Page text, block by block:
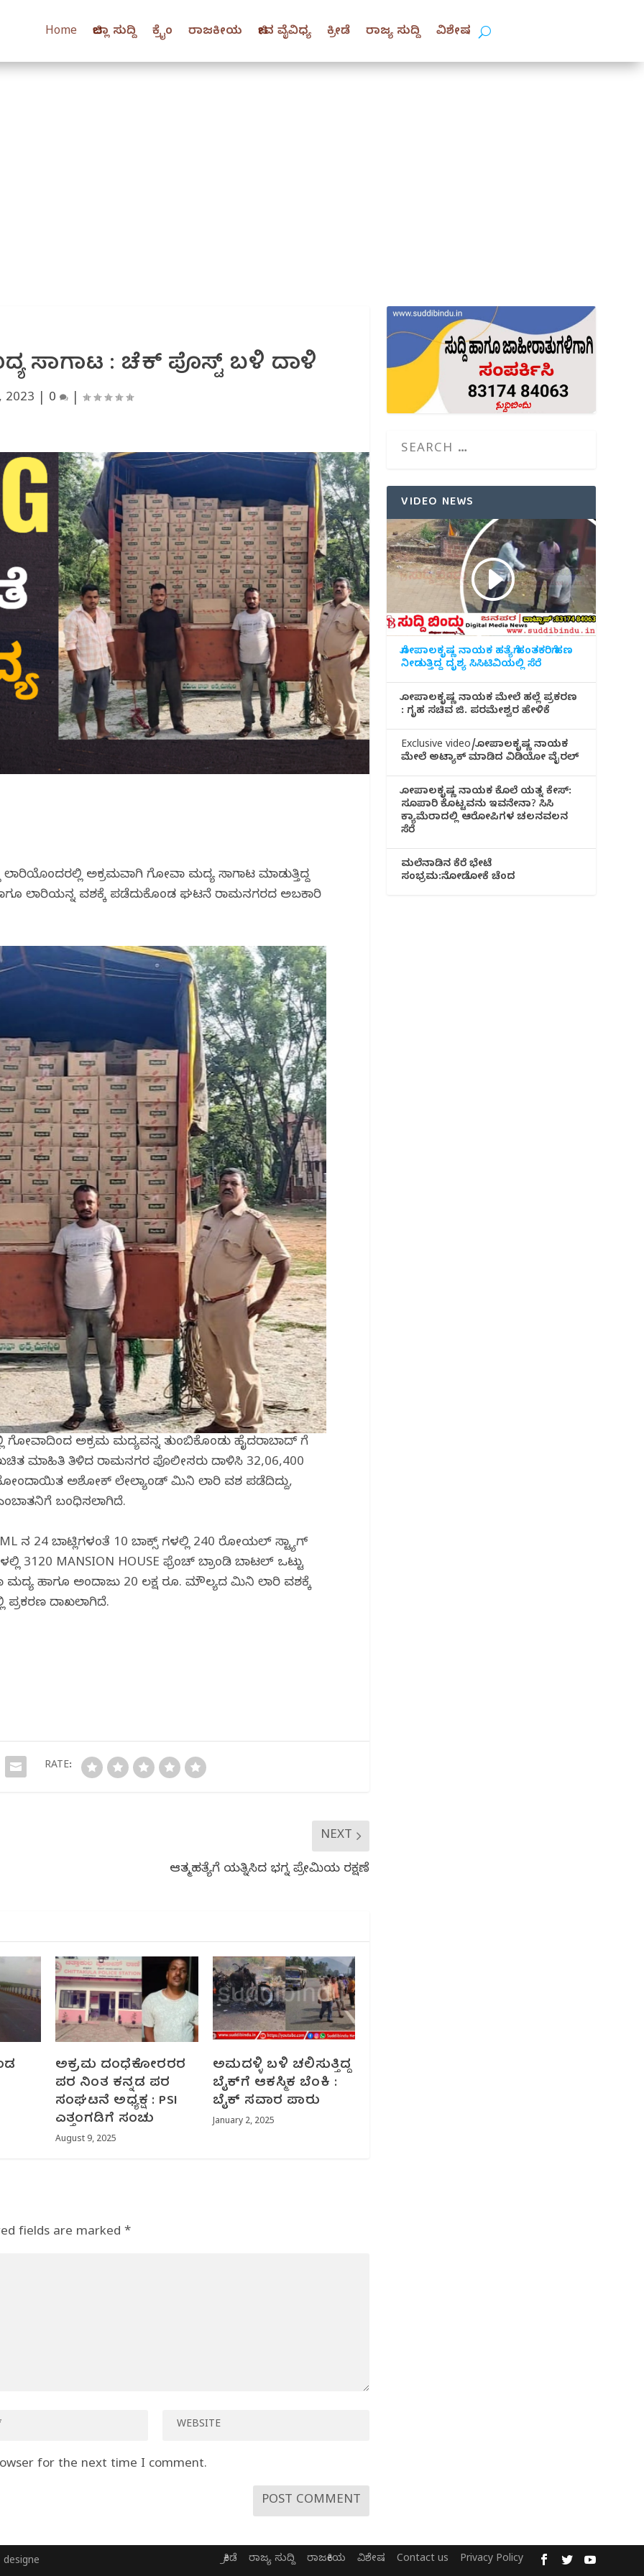
Home ಜಿಲ್ಲಾ ಸುದ್ದಿ ಕ್ರೈಂ ರಾಜಕೀಯ ಜೀವ ವೈವಿಧ್ಯ ಕ್ರೀಡೆ ರಾಜ್ಯ ಸುದ್ದಿ ವಿಶೇಷ
ಸಾಗಾಟ : ಚೆಕ್ ಪೊಸ್ಟ್ ಬಳಿ ದಾಳಿ
2023 0 |
ಲಾರಿಯೊಂದರಲ್ಲಿ ಅಕ್ರಮವಾಗಿ ಗೋವಾ ಮದ್ಯ ಸಾಗಾಟ ಮಾಡುತ್ತಿದ್ದ
ಲಾರಿಯನ್ನ ವಶಕ್ಕೆ ಪಡೆದುಕೊಂಡ ಘಟನೆ ರಾಮನಗರದ ಅಬಕಾರಿ
ಗೋವಾದಿಂದ ಅಕ್ರಮ ಮದ್ಯವನ್ನ ತುಂಬಿಕೊಂಡು ಹೈದರಾಬಾದ್ ಗೆ
ಖಚಿತ ಮಾಹಿತಿ ತಿಳಿದ ರಾಮನಗರ ಪೊಲೀಸರು ದಾಳಿಸಿ 32,06,400
ಅಶೋಕ್ ಲೇಲ್ಯಾಂಡ್ ಮಿನಿ ಲಾರಿ ವಶ ಪಡೆದಿದ್ದು,
ಬಂಧಿಸಲಾಗಿದೆ.
ನ 24 ಬಾಟ್ಲಿಗಳಂತೆ 10 ಬಾಕ್ಸ್ ಗಳಲ್ಲಿ 240 ರೋಯಲ್ ಸ್ಟ್ಯಾಗ್
3120 MANSION HOUSE ಫ್ರೆಂಚ್ ಬ್ರಾಂಡಿ ಬಾಟಲ್ ಒಟ್ಟು
ಹಾಗೂ ಅಂದಾಜು 20 ಲಕ್ಷ ರೂ. ಮೌಲ್ಯದ ಮಿನಿ ಲಾರಿ ವಶಕ್ಕೆ
ದಾಖಲಾಗಿದೆ.
RATE:
NEXT
ಆತ್ಮಹತ್ಯೆಗೆ ಯತ್ನಿಸಿದ ಭಗ್ನ ಪ್ರೇಮಿಯ ರಕ್ಷಣೆ
ಅಕ್ರಮ ದಂಧೆಕೋರರರ
ಪರ ನಿಂತ ಕನ್ನಡ ಪರ
ಸಂಘಟನೆ ಅಧ್ಯಕ್ಷ : PSI
ಎತ್ತಂಗಡಿಗೆ ಸಂಚು
August 9, 2025
ಅಮದಳ್ಳಿ ಬಳಿ ಚಲಿಸುತ್ತಿದ್ದ
ಬೈಕ್‌ಗೆ ಆಕಸ್ಮಿಕ‌ ಬೆಂಕಿ :
ಬೈಕ್ ಸವಾರ ಪಾರು
January 2, 2025
fields are marked*
for the next time I comment.
VIDEO NEWS
ಗೋಪಾಲಕೃಷ್ಣ ನಾಯಕ ಹತ್ಯೆಗೆ ಹಂತಕರಿಗೆ ಹಣ
ನೀಡುತ್ತಿದ್ದ ದೃಶ್ಯ ಸಿಸಿಟಿವಿಯಲ್ಲಿ ಸೆರೆ
ಗೋಪಾಲಕೃಷ್ಣ ನಾಯಕ ಮೇಲೆ ಹಲ್ಲೆ ಪ್ರಕರಣ
: ಗೃಹ ಸಚಿವ ಜಿ. ಪರಮೇಶ್ವರ ಹೇಳಿಕೆ
Exclusive video/ಗೋಪಾಲಕೃಷ್ಣ ನಾಯಕ
ಮೇಲೆ ಅಟ್ಯಾಕ್ ಮಾಡಿದ ವಿಡಿಯೋ ವೈರಲ್
ಗೋಪಾಲಕೃಷ್ಣ ನಾಯಕ ಕೊಲೆ ಯತ್ನ ಕೇಸ್:
ಸೂಪಾರಿ ಕೊಟ್ಟವನು ಇವನೇನಾ? ಸಿಸಿ
ಕ್ಯಾಮೆರಾದಲ್ಲಿ ಆರೋಪಿಗಳ ಚಲನವಲನ
ಸೆರೆ
ಮಲೆನಾಡಿ‌ನ ಕೆರೆ ಭೇಟೆ
ಸಂಭ್ರಮ:ನೋಡೋಕೆ ಚೆಂದ
ಕ್ರೀಡೆ ರಾಜ್ಯ ಸುದ್ದಿ ರಾಜಕೀಯ ವಿಶೇಷ Contact us Privacy Policy